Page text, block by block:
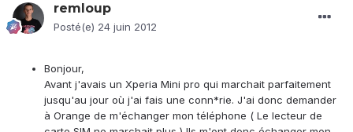
remloup
Posté(e) 24 juin 2012
Bonjour,
Avant j'avais un Xperia Mini pro qui marchait parfaitement
jusqu'au jour où j'ai fais une conn*rie. J'ai donc demander
à Orange de m'échanger mon téléphone ( Le lecteur de